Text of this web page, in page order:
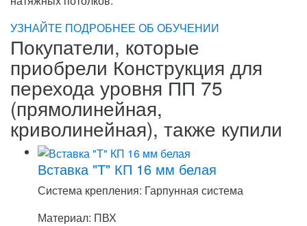
УЗНАЙТЕ ПОДРОБНЕЕ ОБ ОБУЧЕНИИ
Покупатели, которые
приобрели Конструкция для
перехода уровня ПП 75
(прямолинейная,
криволинейная), также купили
Вставка "Т" КП 16 мм белая
Система крепления: Гарпунная система
Материал: ПВХ